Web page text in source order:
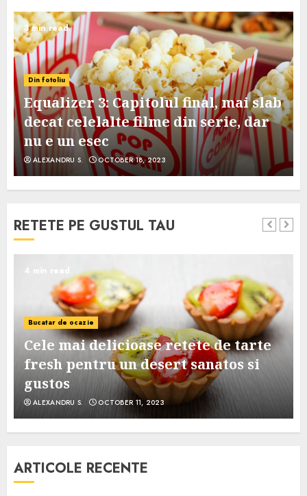
3 min read
Din fotoliu
Equalizer 3: Capitolul final, mai slab
decat celelalte filme din serie, dar
nu e un esec
ALEXANDRU S. OCTOBER 18, 2023
RETETE PE GUSTUL TAU
4 min read
Bucatar de ocazie
Cele mai delicioase retete de tarte
fresh pentru un desert sanatos si
gustos
ALEXANDRU S. OCTOBER 11, 2023
ARTICOLE RECENTE